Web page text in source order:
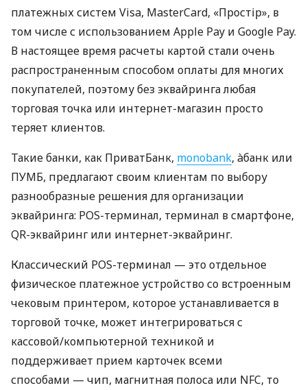
платежных систем Visa, MasterCard, «Простір», в
том числе с использованием Apple Pay и Google Pay.
В настоящее время расчеты картой стали очень
распространенным способом оплаты для многих
покупателей, поэтому без эквайринга любая
торговая точка или интернет-магазин просто
теряет клиентов.
Такие банки, как ПриватБанк, monobank, àбанк или
ПУМБ, предлагают своим клиентам по выбору
разнообразные решения для организации
эквайринга: POS-терминал, терминал в смартфоне,
QR-эквайринг или интернет-эквайринг.
Классический POS-терминал — это отдельное
физическое платежное устройство со встроенным
чековым принтером, которое устанавливается в
торговой точке, может интегрироваться с
кассовой/компьютерной техникой и
поддерживает прием карточек всеми
способами — чип, магнитная полоса или NFC, то